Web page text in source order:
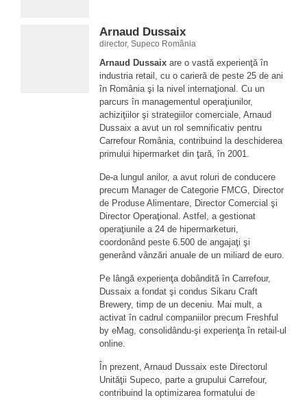
Arnaud Dussaix
director, Supeco România
Arnaud Dussaix are o vastă experienţă în
industria retail, cu o carieră de peste 25 de ani
în România şi la nivel internaţional. Cu un
parcurs în managementul operaţiunilor,
achiziţiilor şi strategiilor comerciale, Arnaud
Dussaix a avut un rol semnificativ pentru
Carrefour România, contribuind la deschiderea
primului hipermarket din ţară, în 2001.
De-a lungul anilor, a avut roluri de conducere
precum Manager de Categorie FMCG, Director
de Produse Alimentare, Director Comercial şi
Director Operaţional. Astfel, a gestionat
operaţiunile a 24 de hipermarketuri,
coordonând peste 6.500 de angajaţi şi
generând vânzări anuale de un miliard de euro.
Pe lângă experienţa dobândită în Carrefour,
Dussaix a fondat şi condus Sikaru Craft
Brewery, timp de un deceniu. Mai mult, a
activat în cadrul companiilor precum Freshful
by eMag, consolidându-şi experienţa în retail-ul
online.
În prezent, Arnaud Dussaix este Directorul
Unităţii Supeco, parte a grupului Carrefour,
contribuind la optimizarea formatului de